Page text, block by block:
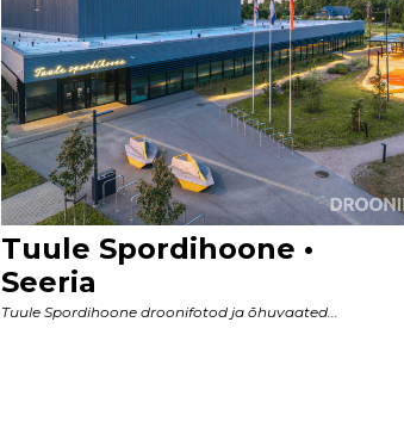
Tuule Spordihoone •
Seeria
Tuule Spordihoone droonifotod ja õhuvaated...